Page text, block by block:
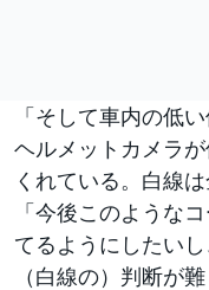
「そして車内の低
ヘルメットカメラ
くれている。白線は
「今後このような
てるようにしたい
（白線の）判断が